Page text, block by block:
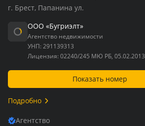
г. Брест, Папанина ул.
ООО «Бугриэлт»
Агентство недвижимости
УНП: 291139313
Лицензия: 02240/245 МЮ РБ, 05.02.2013
Показать номер
Подробно
Агентство